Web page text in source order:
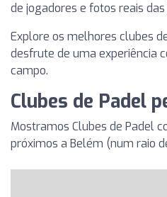
de jogadores e fotos reais
Explore os melhores clubes
desfrute de uma experiência
campo.
Clubes de Padel
Mostramos Clubes de Padel
próximos a Belém (num raio